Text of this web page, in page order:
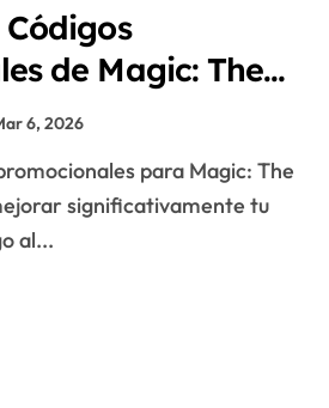
Códigos
de Magic: The
Web, Foros,
Comunitarias
6, 2026
significativamente tu
al...